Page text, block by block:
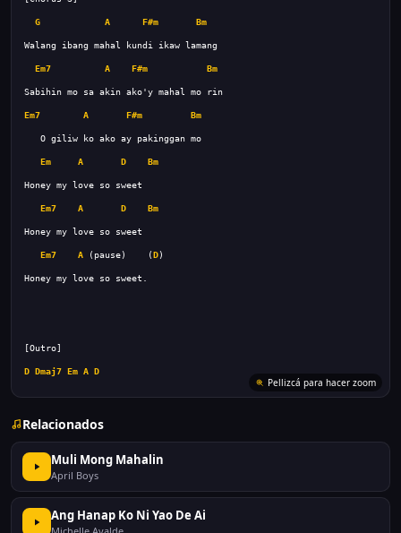
G A F#m Bm
Em7 A F#m Bm
Em7 A F#m Bm
Em A D Bm
Em7 A D Bm
Em7 A (pause)    (D
D Dmaj7 Em A D
Relacionados
Muli Mong Mahalin
April Boys
Ang Hanap Ko Ni Yao De Ai